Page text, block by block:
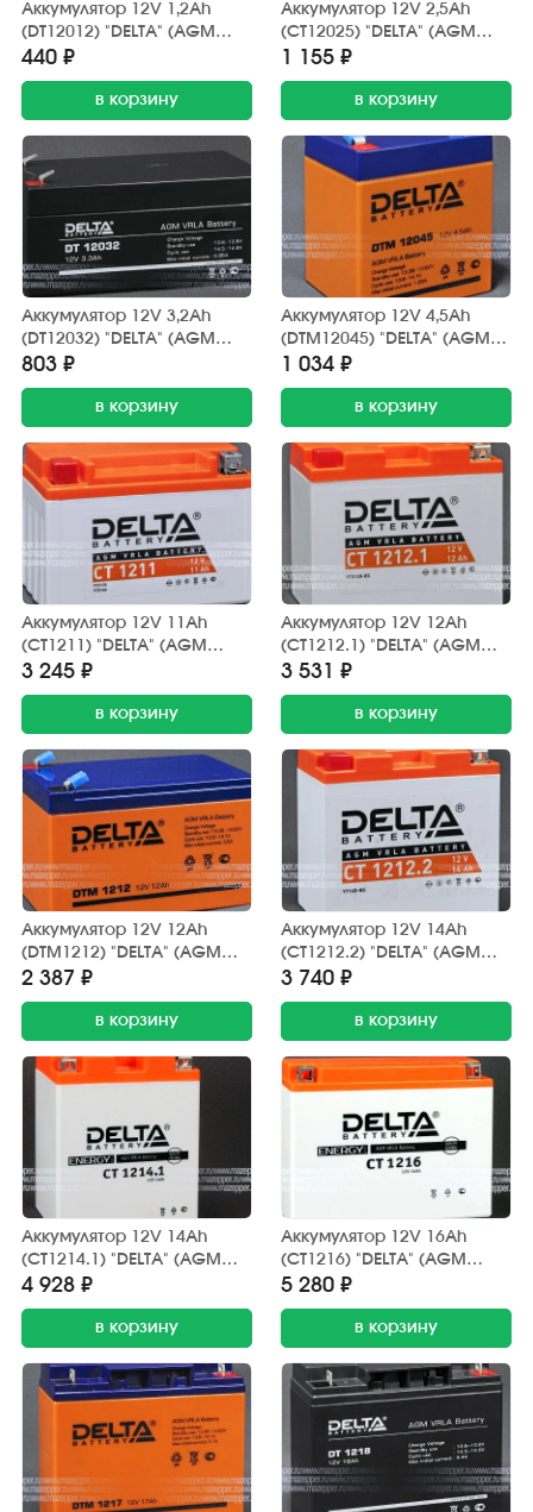
Аккумулятор 12V 1,2Ah
(DT12012) "DELTA" (AGM
VRLA) 97х44х53
(электромашины, ИБП)
440 ₽
в корзину
Аккумулятор 12V 2,5Ah
(CT12025) "DELTA" (AGM
1 155 ₽
в корзину
Аккумулятор 12V 3,2Ah
(DT12032) "DELTA" (AGM
VRLA) 135х67х61
(электромашины, ИБП)
803 ₽
в корзину
Аккумулятор 12V 4,5Ah
(DTM12045) "DELTA" (AGM
VRLA) 90х70х101
(электромашины, ИБП)
1 034 ₽
в корзину
Аккумулятор 12V 11Ah
(CT1211) "DELTA" (AGM
3 245 ₽
в корзину
Аккумулятор 12V 12Ah
(CT1212.1) "DELTA" (AGM
3 531 ₽
в корзину
Аккумулятор 12V 12Ah
(DTM1212) "DELTA" (AGM
VRLA) 151х98х95
(электромашины, ИБП)
2 387 ₽
в корзину
Аккумулятор 12V 14Ah
(CT1212.2) "DELTA" (AGM
3 740 ₽
в корзину
Аккумулятор 12V 14Ah
(CT1214.1) "DELTA" (AGM
4 928 ₽
в корзину
Аккумулятор 12V 16Ah
(CT1216) "DELTA" (AGM
5 280 ₽
в корзину